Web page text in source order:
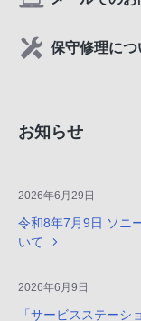
保守修理につ
お知らせ
2026年6月29日
令和8年7月9日 ソニ
いて
2026年6月9日
「サービスステーシ